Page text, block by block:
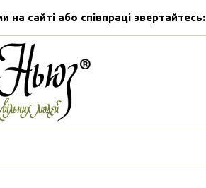
на сайті або співпраці звертайтесь: